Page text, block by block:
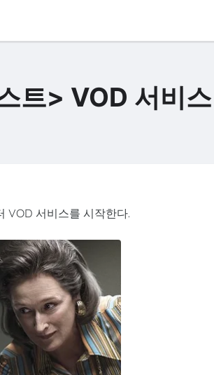
트> VOD 서비
VOD 서비스를 시작한다.